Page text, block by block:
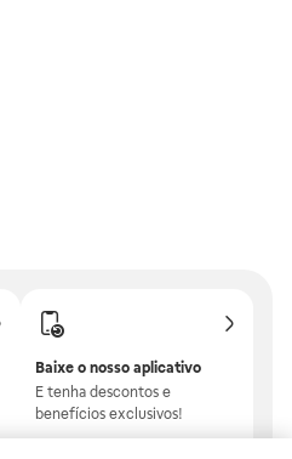
Baixe o nosso aplicativo
E tenha descontos e
benefícios exclusivos!